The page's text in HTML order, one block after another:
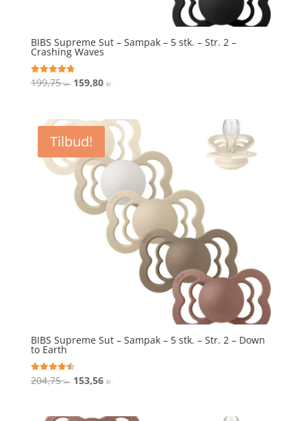
BIBS Supreme Sut – Sampak – 5 stk. – Str. 2 –
Crashing Waves
Vurderet
4.8
199,75kr. Den
var:
199,75 kr..
159,80 kr.
er:
159,80 kr..
Tilbud!
BIBS Supreme Sut – Sampak – 5 stk. – Str. 2 – Down
to Earth
Vurderet
4.5
204,75kr. Den
153,56 kr.